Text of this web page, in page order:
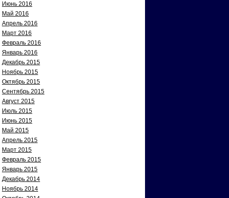
Июнь 2016
Май 2016
Апрель 2016
Март 2016
Февраль 2016
Январь 2016
Декабрь 2015
Ноябрь 2015
Октябрь 2015
Сентябрь 2015
Август 2015
Июль 2015
Июнь 2015
Май 2015
Апрель 2015
Март 2015
Февраль 2015
Январь 2015
Декабрь 2014
Ноябрь 2014